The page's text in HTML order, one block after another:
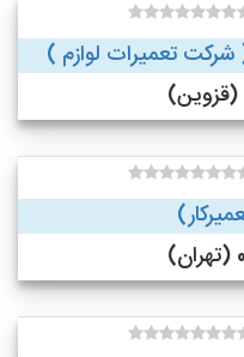
تعمیرات لوازم )